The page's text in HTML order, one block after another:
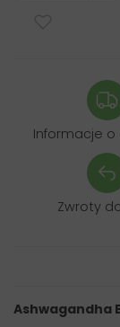
Informacje
Zwroty
Ashwagandha